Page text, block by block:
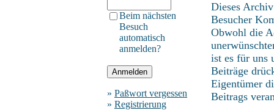
Beim nächsten
Besuch
automatisch
anmelden?
» Paßwort vergessen
» Registrierung
Dieses
Besucher
Obwohl die
ist es für uns
Beiträge
Eigentümer
Beitrags